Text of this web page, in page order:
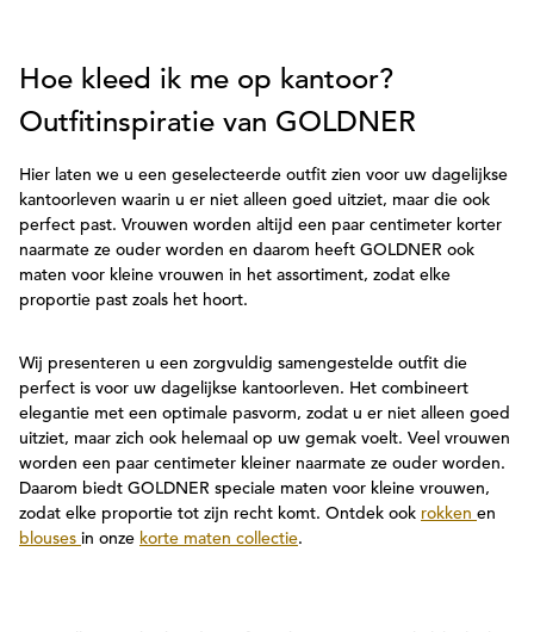
Hoe kleed ik me op kantoor?
Outfitinspiratie van GOLDNER
Hier laten we u een geselecteerde outfit zien voor uw dagelijkse
kantoorleven waarin u er niet alleen goed uitziet, maar die ook
perfect past. Vrouwen worden altijd een paar centimeter korter
naarmate ze ouder worden en daarom heeft GOLDNER ook
maten voor kleine vrouwen in het assortiment, zodat elke
proportie past zoals het hoort.
Wij presenteren u een zorgvuldig samengestelde outfit die
perfect is voor uw dagelijkse kantoorleven. Het combineert
elegantie met een optimale pasvorm, zodat u er niet alleen goed
uitziet, maar zich ook helemaal op uw gemak voelt. Veel vrouwen
worden een paar centimeter kleiner naarmate ze ouder worden.
Daarom biedt GOLDNER speciale maten voor kleine vrouwen,
zodat elke proportie tot zijn recht komt. Ontdek ook rokken en
blouses in onze korte maten collectie.